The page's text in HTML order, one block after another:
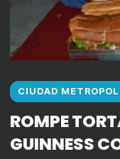
CIUDAD
ROMPE
GUINNESS